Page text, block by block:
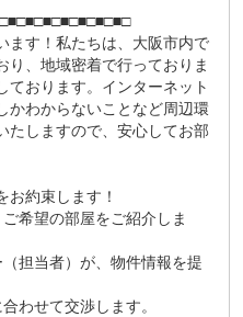
ます！私たちは、大阪市内で
り、地域密着で行っておりま
ております。インターネット
かわからないことなど周辺環
たしますので、安心してお部
お約束します！
希望の部屋をご紹介しま
担当者）が、物件情報を提
わせて交渉します。